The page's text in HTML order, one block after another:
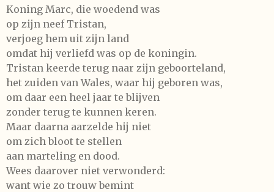
Koning Marc, die woedend was
op zijn neef Tristan,
verjoeg hem uit zijn land
omdat hij verliefd was op de koningin.
Tristan keerde terug naar zijn geboorteland,
het zuiden van Wales, waar hij geboren was,
om daar een heel jaar te blijven
zonder terug te kunnen keren.
Maar daarna aarzelde hij niet
om zich bloot te stellen
aan marteling en dood.
Wees daarover niet verwonderd:
want wie zo trouw bemint